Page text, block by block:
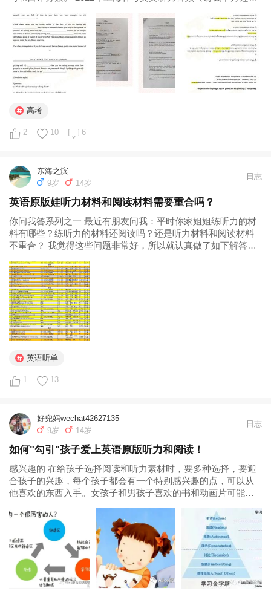
__biz=MzIzNzQ2NTM3NQ==&mid...
高考
2 10 6
东海之滨
9岁
14岁
日志
英语原版娃听力材料和阅读材料需要重合吗？
你问我答系列之一 最近有朋友问我：平时你家姐姐练听力的材
料有哪些？练听力的材料还阅读吗？还是听力材料和阅读材料
不重合？ 我觉得这些问题非常好，所以就认真做了如下解答，
原版动画片、动画电影、适合孩子的真人电影、各种真人秀、
青少年电视剧、人文...
英语听单
1 13
好兜妈wechat42627135
9岁
14岁
日志
如何"勾引"孩子爱上英语原版听力和阅读！
感兴趣的 在给孩子选择阅读和听力素材时，要多种选择，要迎
合孩子的兴趣，每个孩子都会有一个特别感兴趣的点，可以从
他喜欢的东西入手。女孩子和男孩子喜欢的书和动画片可能不
容入手。这个相对来说就是比较细致专业的事，也需要父母亲
要多寻找适合的材料推荐给孩子...